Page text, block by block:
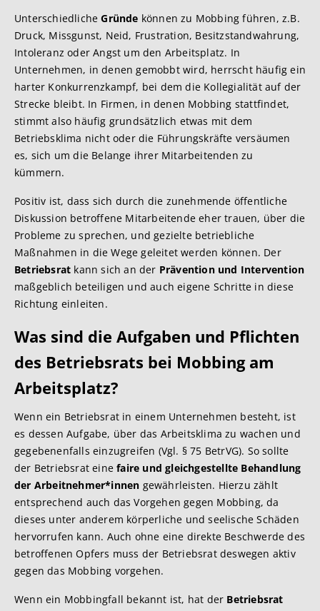
UnterschiedlicheGründe können zu Mobbing führen, z.B.
Druck, Missgunst, Neid, Frustration, Besitzstandwahrung,
Intoleranz oder Angst um den Arbeitsplatz. In
Unternehmen, in denen gemobbt wird, herrscht häufig ein
harter Konkurrenzkampf, bei dem die Kollegialität auf der
Strecke bleibt. In Firmen, in denen Mobbing stattfindet,
stimmt also häufig grundsätzlich etwas mit dem
Betriebsklima nicht oder die Führungskräfte versäumen
es, sich um die Belange ihrer Mitarbeitenden zu
kümmern.
Positiv ist, dass sich durch die zunehmende öffentliche
Diskussion betroffene Mitarbeitende eher trauen, über die
Probleme zu sprechen, und gezielte betriebliche
Maßnahmen in die Wege geleitet werden können. Der
Betriebsrat kann sich an der Prävention und Intervention
maßgeblich beteiligen und auch eigene Schritte in diese
Richtung einleiten.
Was sind die Aufgaben und Pflichten
des Betriebsrats bei Mobbing am
Arbeitsplatz?
Wenn ein Betriebsrat in einem Unternehmen besteht, ist
es dessen Aufgabe, über das Arbeitsklima zu wachen und
gegebenenfalls einzugreifen (Vgl. § 75 BetrVG). So sollte
der Betriebsrat einefaire und gleichgestellte Behandlung
der Arbeitnehmer*innen gewährleisten. Hierzu zählt
entsprechend auch das Vorgehen gegen Mobbing, da
dieses unter anderem körperliche und seelische Schäden
hervorrufen kann. Auch ohne eine direkte Beschwerde des
betroffenen Opfers muss der Betriebsrat deswegen aktiv
gegen das Mobbing vorgehen.
Wenn ein Mobbingfall bekannt ist, hat der Betriebsrat